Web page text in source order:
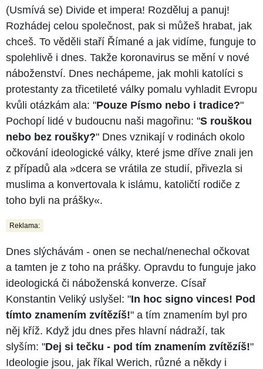
(Usmívá se) Divide et impera! Rozděluj a panuj!
Rozhádej celou společnost, pak si můžeš hrabat, jak
chceš. To věděli staří Římané a jak vidíme, funguje to
spolehlivě i dnes. Takže koronavirus se mění v nové
náboženství. Dnes nechápeme, jak mohli katolíci s
protestanty za třicetileté války pomalu vyhladit Evropu
kvůli otázkám ala: "Pouze Písmo nebo i tradice?"
Pochopí lidé v budoucnu naši magořinu: "S rouškou
nebo bez roušky?" Dnes vznikají v rodinách okolo
očkování ideologické války, které jsme dříve znali jen
z případů ala »dcera se vrátila ze studií, přivezla si
muslima a konvertovala k islámu, katoličtí rodiče z
toho byli na prášky«.
Reklama:
Dnes slýchávám - onen se nechal/nenechal očkovat
a tamten je z toho na prášky. Opravdu to funguje jako
ideologická či náboženská konverze. Císař
Konstantin Veliký uslyšel: "In hoc signo vinces! Pod
tímto znamením zvítězíš!" a tím znamením byl pro
něj kříž. Když jdu dnes přes hlavní nádraží, tak
slyším: "Dej si tečku - pod tím znamením zvítězíš!"
Ideologie jsou, jak říkal Werich, různé a někdy i